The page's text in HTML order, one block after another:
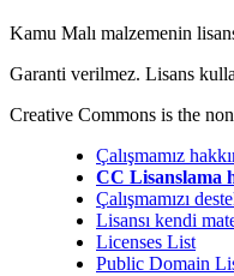
Kamu Malı malzemenin
Garanti verilmez. Lisans
Creative Commons is the
Çalışmamız
CC Lisanslama
Çalışmamızı
Lisansı kendi
Licenses List
Public Domain